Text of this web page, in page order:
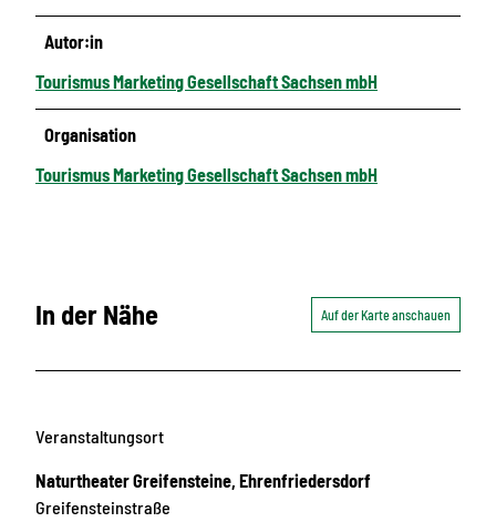
Autor:in
Tourismus Marketing Gesellschaft Sachsen mbH
Organisation
Tourismus Marketing Gesellschaft Sachsen mbH
In der Nähe Auf der Karte anschauen
Veranstaltungsort
Naturtheater Greifensteine, Ehrenfriedersdorf
Greifensteinstraße